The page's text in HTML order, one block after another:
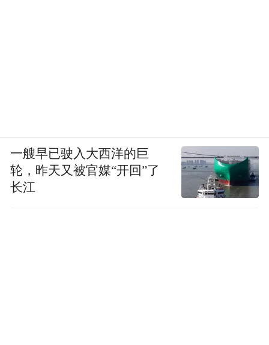
一艘早已驶入大西洋的巨
轮，昨天又被官媒“开回”了
长江